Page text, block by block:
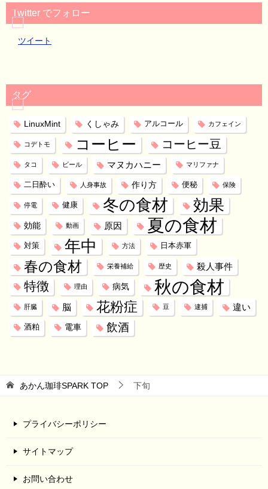
Twitter でフォロー
ツイート
タグ
LinuxMint くしゃみ アルコール カフェイン
コデトモ コーヒー コーヒー豆
タコ ビール マヌカハニー マリファナ
二日酔い 人身事故 作り方 便秘 保険
停電 健康 冬の食材 効果
効能 動画 原因 夏の食材
対策 年中 方法 日本赤軍
春の食材 栄養補給 歴史 殺人事件
特徴 理由 病気 秋の食材
肝臓 脳 花粉症 豆 逮捕 違い
酒粕 電車 飲酒
あかん珈琲SPARK TOP 下旬
プライバシーポリシー
サイトマップ
お問い合わせ